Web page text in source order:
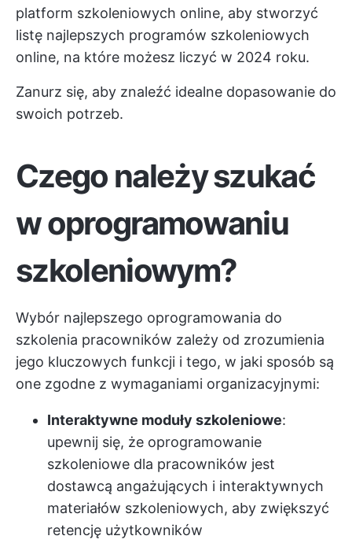
platform szkoleniowych online, aby stworzyć
listę najlepszych programów szkoleniowych
online, na które możesz liczyć w 2024 roku.
Zanurz się, aby znaleźć idealne dopasowanie do
swoich potrzeb.
Czego należy szukać
w oprogramowaniu
szkoleniowym?
Wybór najlepszego oprogramowania do
szkolenia pracowników zależy od zrozumienia
jego kluczowych funkcji i tego, w jaki sposób są
one zgodne z wymaganiami organizacyjnymi:
Interaktywne moduły szkoleniowe:
upewnij się, że oprogramowanie
szkoleniowe dla pracowników jest
dostawcą angażujących i interaktywnych
materiałów szkoleniowych, aby zwiększyć
retencję użytkowników